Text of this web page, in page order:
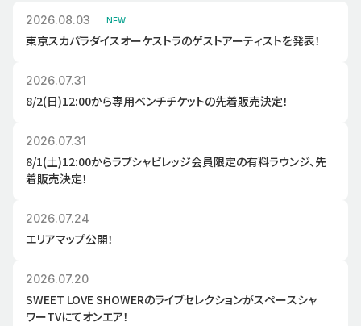
2026.08.03 NEW
東京スカパラダイスオーケストラのゲストアーティストを発表！
2026.07.31
8/2(日)12:00から専用ベンチチケットの先着販売決定！
2026.07.31
8/1(土)12:00からラブシャビレッジ会員限定の有料ラウンジ、先
着販売決定！
2026.07.24
エリアマップ公開！
2026.07.20
SWEET LOVE SHOWERのライブセレクションがスペースシャ
ワーTVにてオンエア！